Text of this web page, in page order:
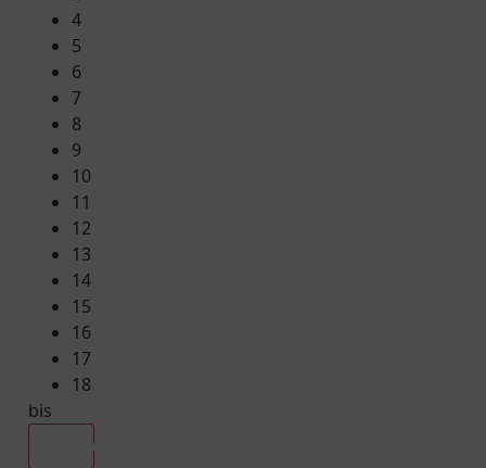
4
5
6
7
8
9
10
11
12
13
14
15
16
17
18
bis